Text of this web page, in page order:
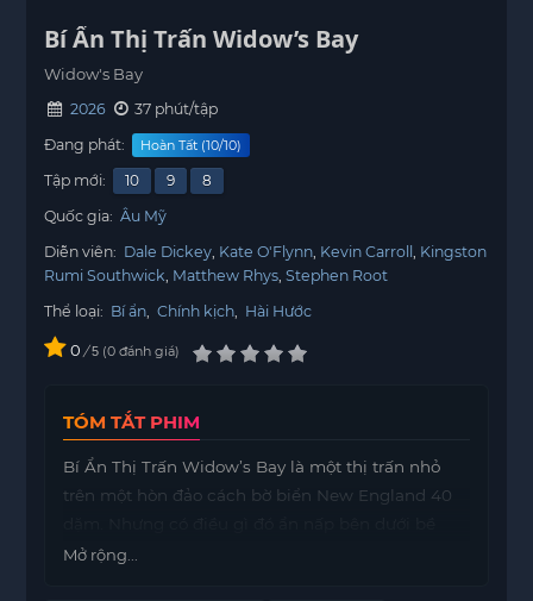
Bí Ẩn Thị Trấn Widow’s Bay
Widow's Bay
2026
37 phút/tập
Đang phát:
Hoàn Tất (10/10)
Tập mới: 10 9
8
Quốc gia: Âu Mỹ
Diễn viên: Dale Dickey Kate O'Flynn Kevin Carroll
Kingston
Rumi Southwick Matthew Rhys Stephen Root
Thể loại: Bí ẩn Chính kịch Hài Hước
0 / 5 0 đánh giá
TÓM TẮT PHIM
Bí Ẩn Thị Trấn Widow’s Bay là một thị trấn nhỏ
trên một hòn đảo cách bờ biển New England 40
mặt. Thị trưởng Tom Loftis đang rất quyết tâm hồi
Mở rộng...